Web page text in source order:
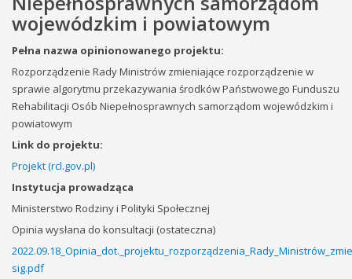
wojewódzkim i powiatowym
Pełna nazwa opinionowanego projektu:
Rozporządzenie Rady Ministrów zmieniające rozporządzenie w
sprawie algorytmu przekazywania środków Państwowego Funduszu
Rehabilitacji Osób Niepełnosprawnych samorządom wojewódzkim i
powiatowym
Link do projektu:
Projekt (rcl.gov.pl)
Instytucja prowadząca
Ministerstwo Rodziny i Polityki Społecznej
Opinia wysłana do konsultacji (ostateczna)
sig.pdf